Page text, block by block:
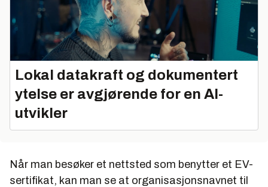
Lokal datakraft og dokumentert
ytelse er avgjørende for en AI-
utvikler
Når man besøker et nettsted som benytter et EV-
sertifikat, kan man se at organisasjonsnavnet til